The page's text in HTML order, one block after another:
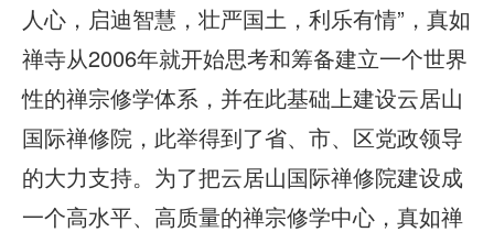
人心，启迪智慧，壮严国土，利乐有情”，真如
禅寺从2006年就开始思考和筹备建立一个世界
性的禅宗修学体系，并在此基础上建设云居山
国际禅修院，此举得到了省、市、区党政领导
的大力支持。为了把云居山国际禅修院建设成
一个高水平、高质量的禅宗修学中心，真如禅